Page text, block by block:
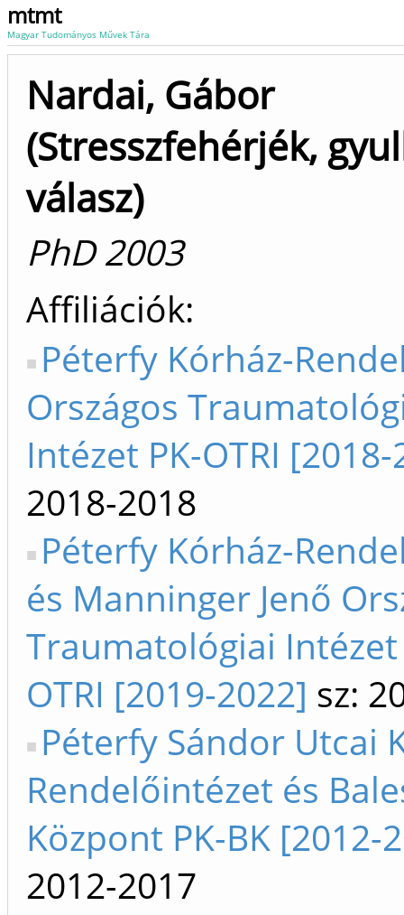
mtmt
Magyar Tudományos Művek Tára
Nardai, Gábor
(Stresszfehérjék,
válasz)
PhD 2003
Affiliációk
Péterfy Kórház-
Országos
Intézet PK-OTRI
2018-2018
Péterfy Kórház-
és Manninger Jenő
Traumatológiai Intézet
OTRI [2019-2022] sz:
Péterfy Sándor Utcai
Rendelőintézet és
Központ PK-BK [2012-
2012-2017